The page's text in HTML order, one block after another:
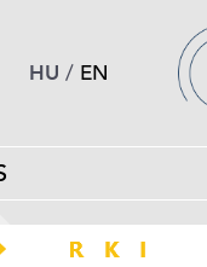
HU / EN